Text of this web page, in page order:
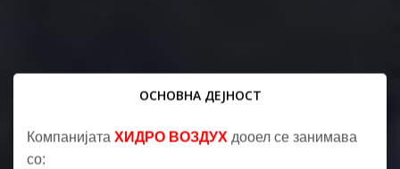
ОСНОВНА ДЕЈНОСТ
Компанијата ХИДРО ВОЗДУХ дооел се занимава
со: